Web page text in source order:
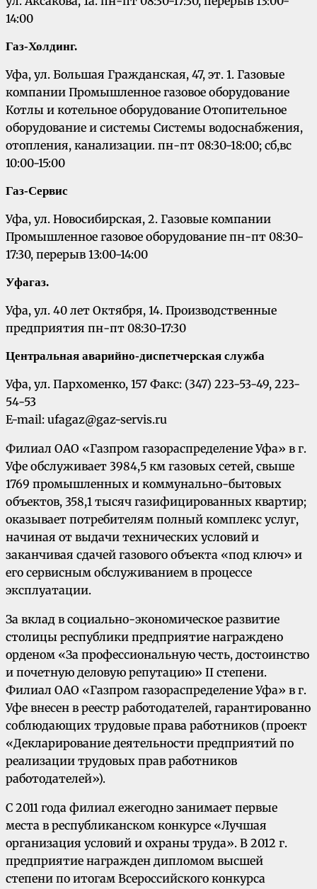
14:00
Газ-Холдинг.
Уфа, ул. Большая Гражданская, 47, эт. 1. Газовые
компании Промышленное газовое оборудование
Котлы и котельное оборудование Отопительное
оборудование и системы Системы водоснабжения,
отопления, канализации. пн-пт 08:30-18:00; сб,вс
10:00-15:00
Газ-Сервис
Уфа, ул. Новосибирская, 2. Газовые компании
Промышленное газовое оборудование пн-пт 08:30-
17:30, перерыв 13:00-14:00
Уфагаз.
Уфа, ул. 40 лет Октября, 14. Производственные
предприятия пн-пт 08:30-17:30
Центральная аварийно-диспетчерская служба
Уфа, ул. Пархоменко, 157 Факс: (347) 223-53-49, 223-
54-53
E-mail: ufagaz@gaz-servis.ru
Филиал ОАО «Газпром газораспределение Уфа» в г.
Уфе обслуживает 3984,5 км газовых сетей, свыше
1769 промышленных и коммунально-бытовых
объектов, 358,1 тысяч газифицированных квартир;
оказывает потребителям полный комплекс услуг,
начиная от выдачи технических условий и
заканчивая сдачей газового объекта «под ключ» и
его сервисным обслуживанием в процессе
эксплуатации.
За вклад в социально-экономическое развитие
столицы республики предприятие награждено
орденом «За профессиональную честь, достоинство
и почетную деловую репутацию» II степени.
Филиал ОАО «Газпром газораспределение Уфа» в г.
Уфе внесен в реестр работодателей, гарантированно
соблюдающих трудовые права работников (проект
«Декларирование деятельности предприятий по
реализации трудовых прав работников
работодателей»).
С 2011 года филиал ежегодно занимает первые
места в республиканском конкурсе «Лучшая
организация условий и охраны труда». В 2012 г.
предприятие награжден дипломом высшей
степени по итогам Всероссийского конкурса